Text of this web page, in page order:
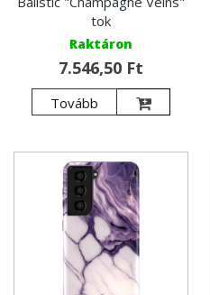
tok
Raktáron
7.546,50 Ft
Tovább